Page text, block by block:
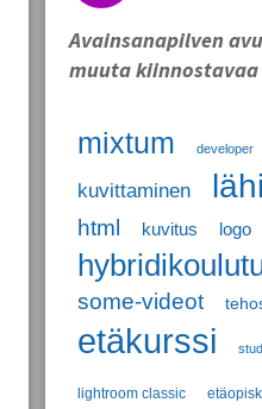
Avainsanapilven
muuta
mixtum developer
kuvittaminen
html kuvitus logo
some-videot
etäkurssi
lightroom classic